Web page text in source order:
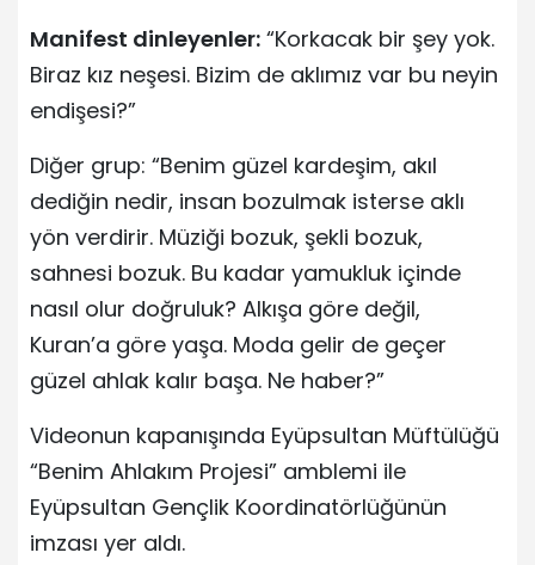
Manifest dinleyenler: “Korkacak bir şey yok.
Biraz kız neşesi. Bizim de aklımız var bu neyin
endişesi?”
Diğer grup: “Benim güzel kardeşim, akıl
dediğin nedir, insan bozulmak isterse aklı
yön verdirir. Müziği bozuk, şekli bozuk,
sahnesi bozuk. Bu kadar yamukluk içinde
nasıl olur doğruluk? Alkışa göre değil,
Kuran’a göre yaşa. Moda gelir de geçer
güzel ahlak kalır başa. Ne haber?”
Videonun kapanışında Eyüpsultan Müftülüğü
“Benim Ahlakım Projesi” amblemi ile
Eyüpsultan Gençlik Koordinatörlüğünün
imzası yer aldı.